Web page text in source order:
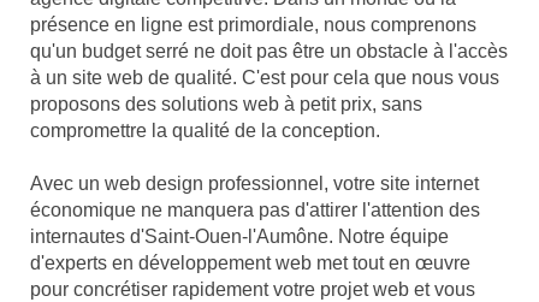
présence en ligne est primordiale, nous comprenons
qu'un budget serré ne doit pas être un obstacle à l'accès
à un site web de qualité. C'est pour cela que nous vous
proposons des solutions web à petit prix, sans
compromettre la qualité de la conception.
Avec un web design professionnel, votre site internet
économique ne manquera pas d'attirer l'attention des
internautes d'Saint-Ouen-l'Aumône. Notre équipe
d'experts en développement web met tout en œuvre
pour concrétiser rapidement votre projet web et vous